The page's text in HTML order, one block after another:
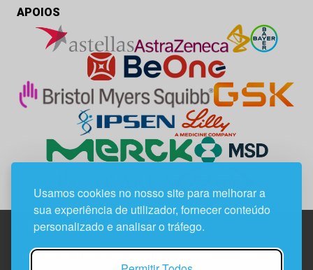
Usamos cookies no nosso site para melhorar a
sua experiência de utilizador, fornecer conteúdo
personalizado e analisar o tráfego.
APOIOS
Edif. Lisboa Oriente | Av. Infante D. Henrique, n.º 333H, esc.